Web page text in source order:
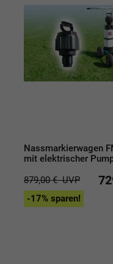
Nassmarkierwagen
mit elektrischer
879,00 €UVP
-17% sparen!